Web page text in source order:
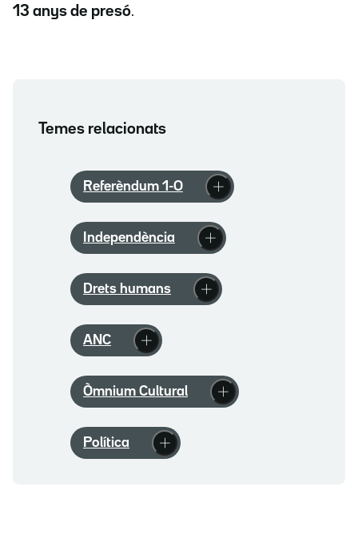
13 anys de presó.
Temes relacionats
Referèndum 1-O
Independència
Drets humans
ANC
Òmnium Cultural
Política